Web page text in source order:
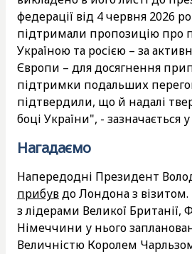
федерації від 4 червня 2026
підтримали пропозицію про
Україною та росією – за
Європи – для досягнення
підтримки подальших
підтвердили, що й надалі
боці України", - зазначається у
Нагадаємо
Напередодні Президент
прибувдо Лондона з візитом.
з лідерами Великої Британії,
Німеччини у нього
Величністю Королем